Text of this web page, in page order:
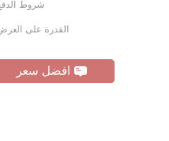
شروط
القدرة على
افضل سعر